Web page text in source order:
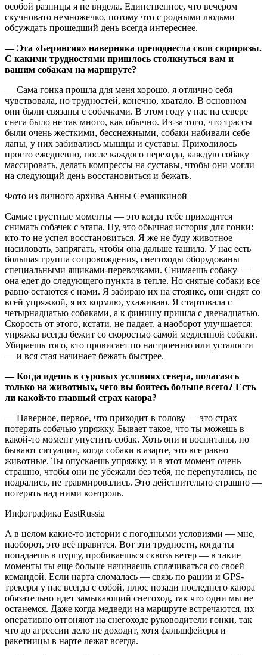
особой разницы я не видела. Единственное, что вечером
скучновато немножечко, потому что с родными людьми
обсуждать прошедший день всегда интереснее.
— Эта «Берингия» наверняка преподнесла свои сюрпризы.
С какими трудностями пришлось столкнуться вам и
вашим собакам на маршруте?
— Сама гонка прошла для меня хорошо, я отлично себя
чувствовала, но трудностей, конечно, хватало. В основном
они были связаны с собачками. В этом году у нас на севере
снега было не так много, как обычно. Из-за того, что трассы
были очень жесткими, бесснежными, собаки набивали себе
лапы, у них забивались мышцы и суставы. Приходилось
просто ежедневно, после каждого перехода, каждую собаку
массировать, делать компрессы на суставы, чтобы они могли
на следующий день восстановиться и бежать.
Фото из личного архива Анны Семашкиной
Самые грустные моменты — это когда тебе приходится
снимать собачек с этапа. Ну, это обычная история для гонки:
кто-то не успел восстановиться. Я же не буду животное
насиловать, запрягать, чтобы она дальше тащила. У нас есть
большая группа сопровождения, снегоходы оборудованы
специальными ящиками-перевозками. Снимаешь собаку —
она едет до следующего пункта в тепле. Но снятые собаки все
равно остаются с нами. Я забираю их на стоянке, они сидят со
всей упряжкой, я их кормлю, ухаживаю. Я стартовала с
четырнадцатью собаками, а к финишу пришла с двенадцатью.
Скорость от этого, кстати, не падает, а наоборот улучшается:
упряжка всегда бежит со скоростью самой медленной собаки.
Убираешь того, кто провисает по настроению или усталости
— и вся стая начинает бежать быстрее.
— Когда идешь в суровых условиях севера, полагаясь
только на животных, чего вы боитесь больше всего? Есть
ли какой-то главный страх каюра?
— Наверное, первое, что приходит в голову — это страх
потерять собачью упряжку. Бывает такое, что ты можешь в
какой-то момент упустить собак. Хоть они и воспитаны, но
бывают ситуации, когда собаки в азарте, это все равно
животные. Ты опускаешь упряжку, и в этот момент очень
страшно, чтобы они не убежали без тебя, не перепутались, не
подрались, не травмировались. Это действительно страшно —
потерять над ними контроль.
Инфографика EastRussia
А в целом какие-то истории с погодными условиями — мне,
наоборот, это всё нравится. Вот эти трудности, когда ты
попадаешь в пургу, пробиваешься сквозь ветер — в такие
моменты ты еще больше начинаешь сплачиваться со своей
командой. Если нарта сломалась — связь по рации и GPS-
трекеры у нас всегда с собой, плюс позади последнего каюра
обязательно идет замыкающий снегоход, так что одни мы не
останемся. Даже когда медведи на маршруте встречаются, их
оперативно отгоняют на снегоходе руководители гонки, так
что до агрессии дело не доходит, хотя фальшфейеры и
ракетницы в нарте лежат всегда.